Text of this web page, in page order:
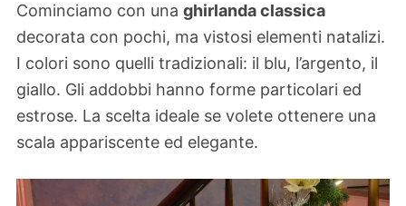
Cominciamo con una ghirlanda classica
decorata con pochi, ma vistosi elementi natalizi.
I colori sono quelli tradizionali: il blu, l’argento, il
giallo. Gli addobbi hanno forme particolari ed
estrose. La scelta ideale se volete ottenere una
scala appariscente ed elegante.